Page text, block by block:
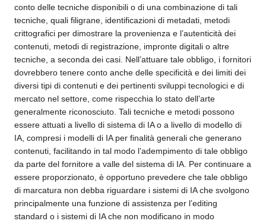
conto delle tecniche disponibili o di una combinazione di tali
tecniche, quali filigrane, identificazioni di metadati, metodi
crittografici per dimostrare la provenienza e l’autenticità dei
contenuti, metodi di registrazione, impronte digitali o altre
tecniche, a seconda dei casi. Nell’attuare tale obbligo, i fornitori
dovrebbero tenere conto anche delle specificità e dei limiti dei
diversi tipi di contenuti e dei pertinenti sviluppi tecnologici e di
mercato nel settore, come rispecchia lo stato dell’arte
generalmente riconosciuto. Tali tecniche e metodi possono
essere attuati a livello di sistema di IA o a livello di modello di
IA, compresi i modelli di IA per finalità generali che generano
contenuti, facilitando in tal modo l’adempimento di tale obbligo
da parte del fornitore a valle del sistema di IA. Per continuare a
essere proporzionato, è opportuno prevedere che tale obbligo
di marcatura non debba riguardare i sistemi di IA che svolgono
principalmente una funzione di assistenza per l’editing
standard o i sistemi di IA che non modificano in modo